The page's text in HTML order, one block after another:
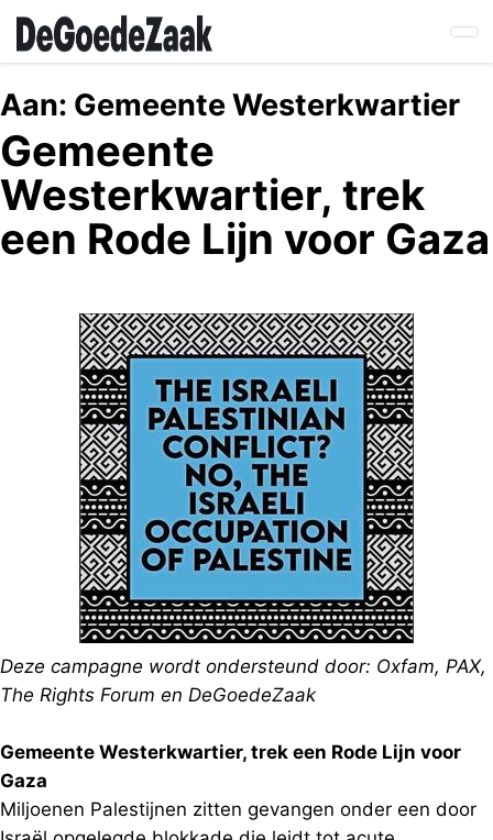
Skip
main
content
Aan: Gemeente Westerkwartier
Gemeente
Westerkwartier, trek
een Rode Lijn voor Gaza
Deze campagne wordt ondersteund door: Oxfam, PAX,
The Rights Forum en DeGoedeZaak
Gemeente Westerkwartier, trek een Rode Lijn voor
Gaza
Miljoenen Palestijnen zitten gevangen onder een door